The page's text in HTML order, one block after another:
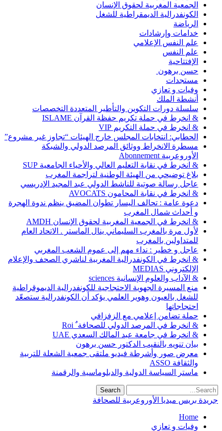
الجمعية المغربية لحقوق الإنسان
الكونفدرالية الديمقراطية للشغل
الرياضة
خدامات وإرشادات
علم النفس الإعلامي
علم النفس
الإفتتاحية
حسن برهون
مستجدات
وفيات و تعازي
أنشطة الملك
سلسلة دورات التكوين والتأطير المتعددة التخصصات
& انخرط في حملة تكريم حفظة القرآن ISLAME
& انخرط في حملة التكريم VIP
الحطابي: انتخابات المجلس خارج الهيئات “تجاوز غير مشروع”
مسطرة الانخراط ووثائق المرصد الدولي والشبكة
الأوروعربية Abonnement
& انخرط في نقابة التعليم العالي والأحياء الجامعية SUP
بلاغ توضيحي من الهيئة الوطنية لتراجمة المغرب
عاجل رسالة صوتية للناشط الدولي عبد المجيد الإدريسي
& انخرط في نقابة المحامون AVOCATS
دعوة عامة : تحالف اليسار تطوان المضيق ينظم ندوة الهجرة
و أحداث شمال المغرب
& انخرط في الجمعية المغربية لحقوق الإنسان AMDH
لأول مرة بالمغرب السليماني ينال الماستر . الاتحاد العام
للمتداولين بالمغرب
عاجل و خطير : نداء مهم إلى عموم الشعب المغربي
& انخرط في الكونفدرالية المغربية لناشري الصحف والإعلام
الإلكتروني MEDIAS
& الآداب والعلوم الإنسانية sciences
منع المسيرة الجهوية الاحتجاجية للكونفدرالية الديموقراطية
للشغل بالعيون وهوير العلمي يؤكد أن الكونفدرالية ستصعّد
احتجاجاتها
حملة تضامن إعلامي مع الزفزافي
& انخرط في المرصد الدولي للصحافة ٌ Roi
& انخرط في جامعة عبد المالك السعدي UAE
بيان تنويه بالنقيب الدكتور حسن برهون
معرض صور وأشرطة فيديو ملتقى جمعية الشعلة للتربية
والثقافة ASSO
ماستر السياسة الدولية والدبلوماسية والرقمنة
جريدة بريس ميديا الأوروعربية للصحافة
Home
وفيات و تعازي